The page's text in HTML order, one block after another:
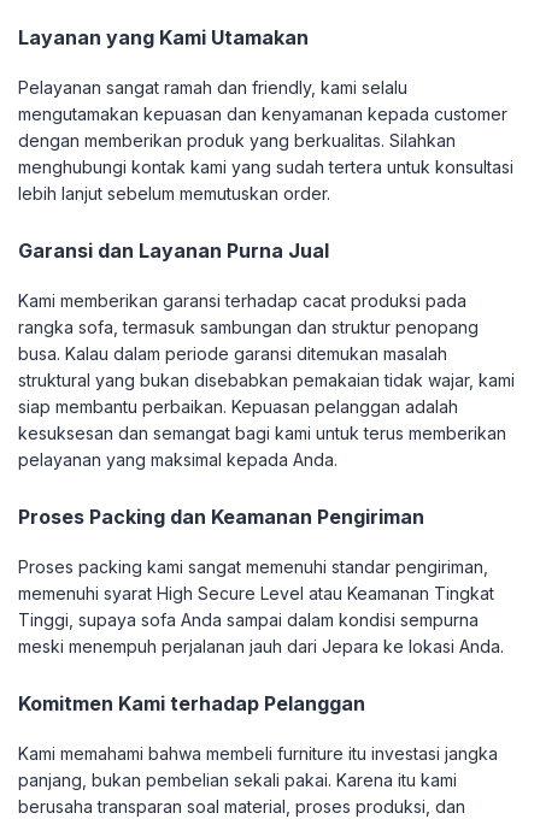
Layanan yang Kami Utamakan
Pelayanan sangat ramah dan friendly, kami selalu
mengutamakan kepuasan dan kenyamanan kepada customer
dengan memberikan produk yang berkualitas. Silahkan
menghubungi kontak kami yang sudah tertera untuk konsultasi
lebih lanjut sebelum memutuskan order.
Garansi dan Layanan Purna Jual
Kami memberikan garansi terhadap cacat produksi pada
rangka sofa, termasuk sambungan dan struktur penopang
busa. Kalau dalam periode garansi ditemukan masalah
struktural yang bukan disebabkan pemakaian tidak wajar, kami
siap membantu perbaikan. Kepuasan pelanggan adalah
kesuksesan dan semangat bagi kami untuk terus memberikan
pelayanan yang maksimal kepada Anda.
Proses Packing dan Keamanan Pengiriman
Proses packing kami sangat memenuhi standar pengiriman,
memenuhi syarat High Secure Level atau Keamanan Tingkat
Tinggi, supaya sofa Anda sampai dalam kondisi sempurna
meski menempuh perjalanan jauh dari Jepara ke lokasi Anda.
Komitmen Kami terhadap Pelanggan
Kami memahami bahwa membeli furniture itu investasi jangka
panjang, bukan pembelian sekali pakai. Karena itu kami
berusaha transparan soal material, proses produksi, dan